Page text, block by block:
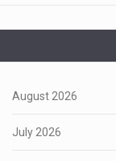
August 2026
July 2026